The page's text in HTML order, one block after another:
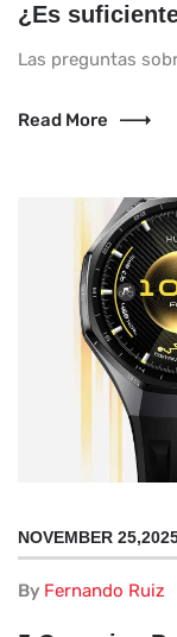
Las preguntas
Read More
NOVEMBER
By Fernando Ruiz